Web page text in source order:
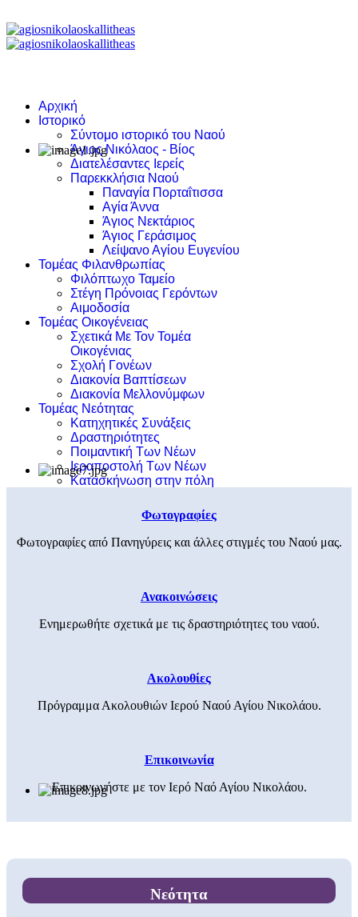
Αρχική
Ιστορικό
Σύντομο ιστορικό του Ναού
Άγιος Νικόλαος - Βίος
Διατελέσαντες Ιερείς
Παρεκκλήσια Ναού
Παναγία Πορταΐτισσα
Αγία Άννα
Άγιος Νεκτάριος
Άγιος Γεράσιμος
Λείψανο Αγίου Ευγενίου
Τομέας Φιλανθρωπίας
Φιλόπτωχο Ταμείο
Στέγη Πρόνοιας Γερόντων
Αιμοδοσία
Τομέας Οικογένειας
Σχετικά Με Τον Τομέα
Οικογένιας
Σχολή Γονέων
Διακονία Βαπτίσεων
Διακονία Μελλονύμφων
Τομέας Νεότητας
Κατηχητικές Συνάξεις
Δραστηριότητες
Ποιμαντική Των Νέων
Ιεραποστολή Των Νέων
Κατασκήνωση στην πόλη
Φωτογραφίες
Φωτογραφίες από Πανηγύρεις και άλλες στιγμές του Ναού μας.
Ανακοινώσεις
Ενημερωθήτε σχετικά με τις δραστηριότητες του ναού.
Ακολουθίες
Πρόγραμμα Ακολουθιών Ιερού Ναού Αγίου Νικολάου.
Επικοινωνία
Επικοινωνήστε με τον Ιερό Ναό Αγίου Νικολάου.
Νεότητα